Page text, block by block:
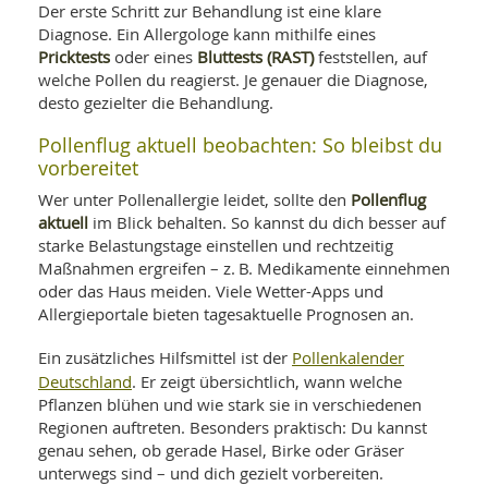
Der erste Schritt zur Behandlung ist eine klare
Diagnose. Ein Allergologe kann mithilfe eines
Pricktests oder eines Bluttests (RAST)feststellen, auf
welche Pollen du reagierst. Je genauer die Diagnose,
desto gezielter die Behandlung.
Pollenflug aktuell beobachten: So bleibst du
vorbereitet
Wer unter Pollenallergie leidet, sollte den Pollenflug
aktuell im Blick behalten. So kannst du dich besser auf
starke Belastungstage einstellen und rechtzeitig
Maßnahmen ergreifen – z. B. Medikamente einnehmen
oder das Haus meiden. Viele Wetter-Apps und
Allergieportale bieten tagesaktuelle Prognosen an.
Ein zusätzliches Hilfsmittel ist der Pollenkalender
Deutschland. Er zeigt übersichtlich, wann welche
Pflanzen blühen und wie stark sie in verschiedenen
Regionen auftreten. Besonders praktisch: Du kannst
genau sehen, ob gerade Hasel, Birke oder Gräser
unterwegs sind – und dich gezielt vorbereiten.